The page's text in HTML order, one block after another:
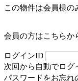
この物件は会員様の
会員の方はこちらか
ログインID
次回から自動でログ
パスワードをお忘れ